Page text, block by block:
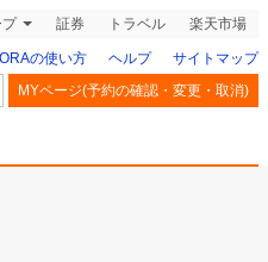
証券 トラベル 楽天市場
の使い方 ヘルプ
サイトマップ
MYページ(予約の確認・変更・取消)